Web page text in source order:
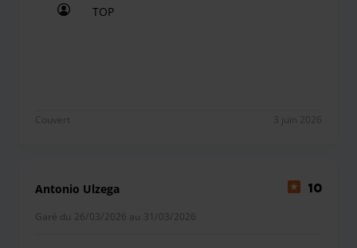
TOP
Couvert 3 juin 2026
Antonio Ulzega 10
Garé du 26/03/2026 au 31/03/2026